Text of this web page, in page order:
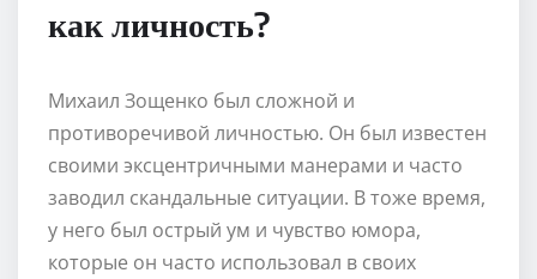
как личность?
Михаил Зощенко был сложной и
противоречивой личностью. Он был известен
своими эксцентричными манерами и часто
заводил скандальные ситуации. В тоже время,
у него был острый ум и чувство юмора,
которые он часто использовал в своих